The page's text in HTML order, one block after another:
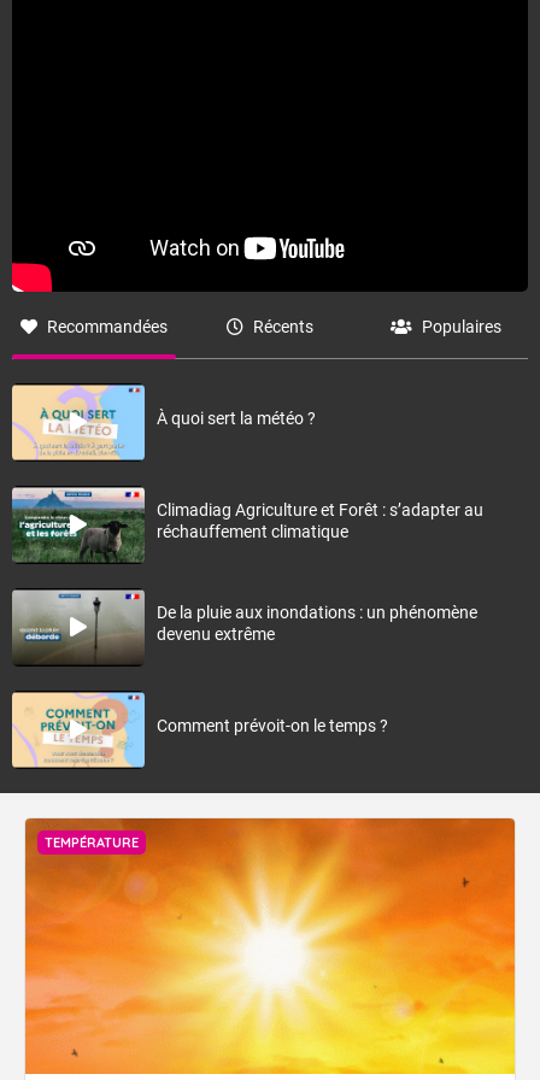
Recommandées Récents Populaires
À quoi sert la météo ?
Climadiag Agriculture et Forêt : s’adapter au
réchauffement climatique
De la pluie aux inondations : un phénomène
devenu extrême
Comment prévoit-on le temps ?
TEMPÉRATURE